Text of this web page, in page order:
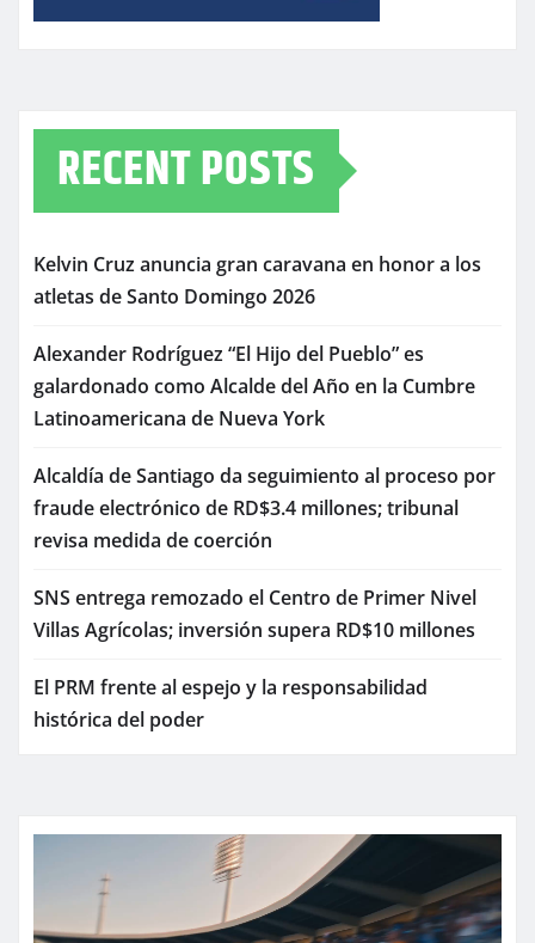
RECENT POSTS
Kelvin Cruz anuncia gran caravana en honor a los
atletas de Santo Domingo 2026
Alexander Rodríguez “El Hijo del Pueblo” es
galardonado como Alcalde del Año en la Cumbre
Latinoamericana de Nueva York
Alcaldía de Santiago da seguimiento al proceso por
fraude electrónico de RD$3.4 millones; tribunal
revisa medida de coerción
SNS entrega remozado el Centro de Primer Nivel
Villas Agrícolas; inversión supera RD$10 millones
El PRM frente al espejo y la responsabilidad
histórica del poder